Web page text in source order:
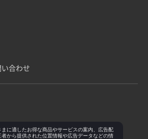
合わせ
に適したお得な商品やサービスの案内、広告配
から提供された位置情報や広告データなどの情